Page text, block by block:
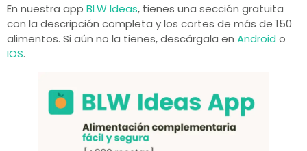
En nuestra app BLW Ideas, tienes una sección gratuita
con la descripción completa y los cortes de más de 150
alimentos. Si aún no la tienes, descárgala en Android o
IOS.